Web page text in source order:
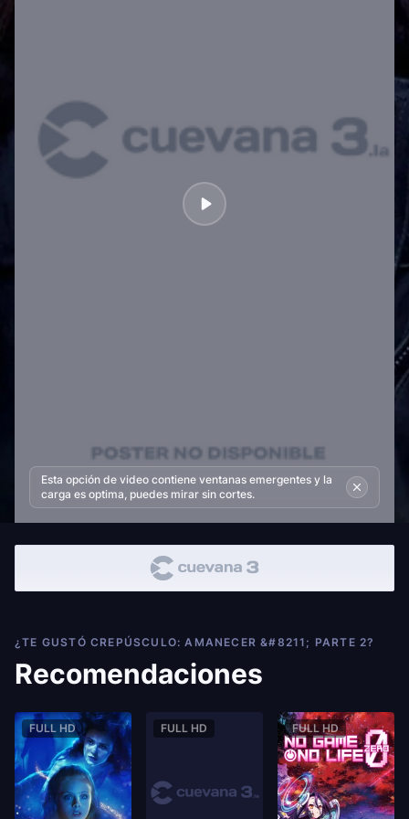
Esta opción de video contiene ventanas emergentes y la
carga es optima, puedes mirar sin cortes.
¿TE GUSTÓ CREPÚSCULO: AMANECER &#8211; PARTE 2?
Recomendaciones
FULL HD FULL HD FULL HD